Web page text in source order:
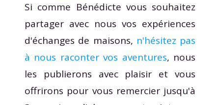
Si comme Bénédicte vous souhaitez
partager avec nous vos expériences
d'échanges de maisons, n'hésitez pas
à nous raconter vos aventures, nous
les publierons avec plaisir et vous
offrirons pour vous remercier jusqu'à